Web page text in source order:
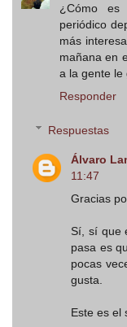
¿Cómo
periódico
más
mañana en
a la gente le
Responder
Respuestas
Álvaro
11:47
Gracias
Sí, sí que
pasa es
pocas
gusta.
Este es el